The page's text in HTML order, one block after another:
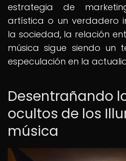
estrategia de
artística o un verdadero
la sociedad, la relación
música sigue siendo un
especulación en la
Desentrañando
ocultos de los
música